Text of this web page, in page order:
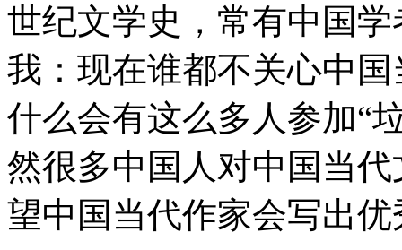
世纪文学史，常有中国
我：现在谁都不关心中
什么会有这么多人参加“
然很多中国人对中国当
望中国当代作家会写出